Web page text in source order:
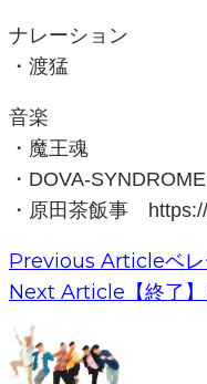
ナレーション
・渡猛
音楽
・魔王魂
・DOVA-SYNDROME
・原田茶飯事
Previous Articleベ
Next Article 【終了